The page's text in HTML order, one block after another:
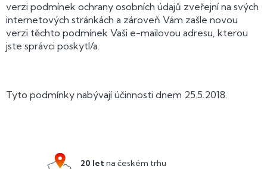
verzi podmínek ochrany osobních údajů zveřejní na svých
internetových stránkách a zároveň Vám zašle novou
verzi těchto podmínek Vaši e-mailovou adresu, kterou
jste správci poskytl/a.
Tyto podmínky nabývají účinnosti dnem 25.5.2018.
20 letna českém trhu